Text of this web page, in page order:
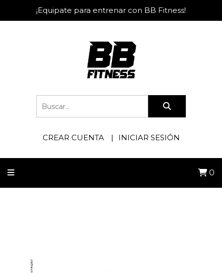
¡Equipate para entrenar con BB Fitness!
CREAR CUENTA INICIAR SESIÓN
0